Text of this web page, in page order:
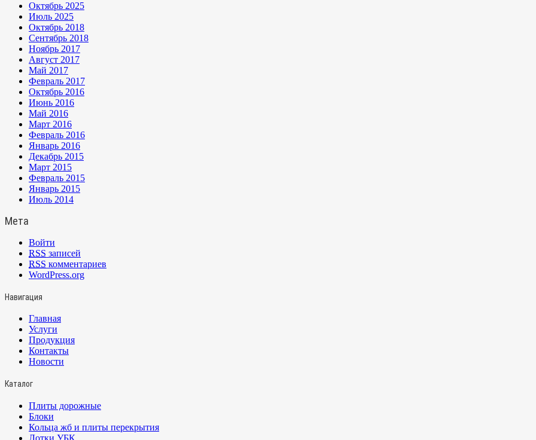
Октябрь 2025
Июль 2025
Октябрь 2018
Сентябрь 2018
Ноябрь 2017
Август 2017
Май 2017
Февраль 2017
Октябрь 2016
Июнь 2016
Май 2016
Март 2016
Февраль 2016
Январь 2016
Декабрь 2015
Март 2015
Февраль 2015
Январь 2015
Июль 2014
Мета
Войти
RSS записей
RSS комментариев
WordPress.org
Навигация
Главная
Услуги
Продукция
Контакты
Новости
Каталог
Плиты дорожные
Блоки
Кольца жб и плиты перекрытия
Лотки УБК